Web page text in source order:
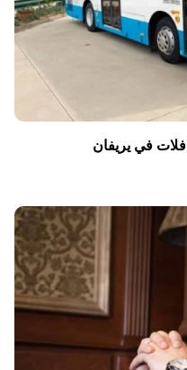
في يريفان